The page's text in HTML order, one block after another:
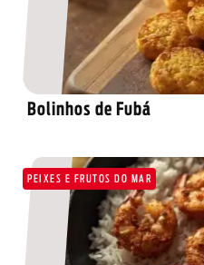
Bolinhos de Fubá
PEIXES E FRUTOS DO MAR